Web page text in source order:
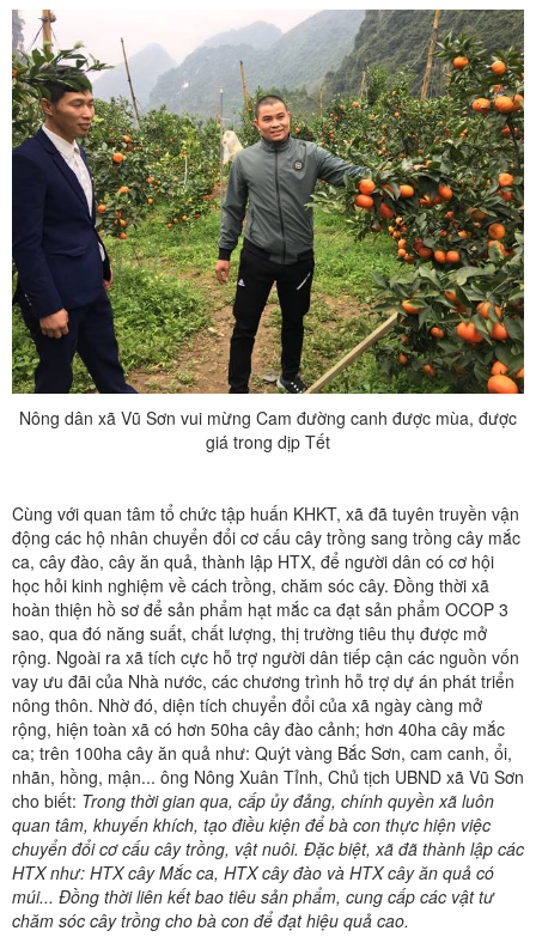
Nông dân xã Vũ Sơn vui mừng Cam đường canh được mùa, được
giá trong dịp Tết
Cùng với quan tâm tổ chức tập huấn KHKT, xã đã tuyên truyền vận
động các hộ nhân chuyển đổi cơ cấu cây trồng sang trồng cây mắc
ca, cây đào, cây ăn quả, thành lập HTX, để người dân có cơ hội
học hỏi kinh nghiệm về cách trồng, chăm sóc cây. Đồng thời xã
hoàn thiện hồ sơ để sản phẩm hạt mắc ca đạt sản phẩm OCOP 3
sao, qua đó năng suất, chất lượng, thị trường tiêu thụ được mở
rộng. Ngoài ra xã tích cực hỗ trợ người dân tiếp cận các nguồn vốn
vay ưu đãi của Nhà nước, các chương trình hỗ trợ dự án phát triển
nông thôn. Nhờ đó, diện tích chuyển đổi của xã ngày càng mở
rộng, hiện toàn xã có hơn 50ha cây đào cảnh; hơn 40ha cây mắc
ca; trên 100ha cây ăn quả như: Quýt vàng Bắc Sơn, cam canh, ổi,
nhãn, hồng, mận... ông Nông Xuân Tỉnh, Chủ tịch UBND xã Vũ Sơn
cho biết: Trong thời gian qua, cấp ủy đảng, chính quyền xã luôn
quan tâm, khuyến khích, tạo điều kiện để bà con thực hiện việc
chuyển đổi cơ cấu cây trồng, vật nuôi. Đặc biệt, xã đã thành lập các
HTX như: HTX cây Mắc ca, HTX cây đào và HTX cây ăn quả có
múi... Đồng thời liên kết bao tiêu sản phẩm, cung cấp các vật tư
chăm sóc cây trồng cho bà con để đạt hiệu quả cao.